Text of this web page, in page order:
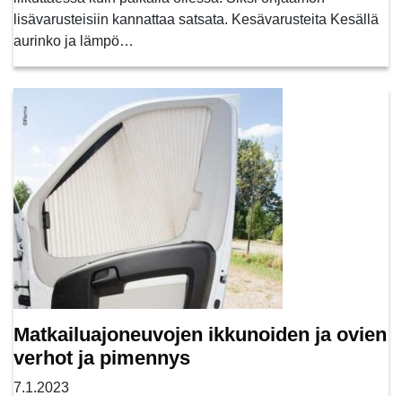
lisävarusteisiin kannattaa satsata. Kesävarusteita Kesällä
aurinko ja lämpö…
Matkailuajoneuvojen ikkunoiden ja ovien
verhot ja pimennys
7.1.2023